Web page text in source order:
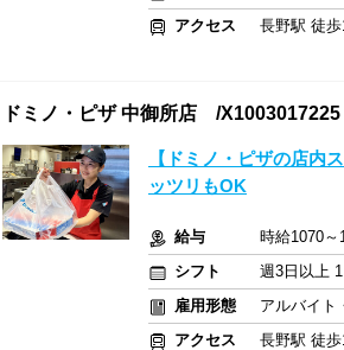
アクセス
長野駅 徒
ドミノ・ピザ 中御所店 /X1003017225
【ドミノ・ピザの店内
ッツリもOK
給与
時給1070～
シフト
週3日以上
雇用形態
アルバイト
アクセス
長野駅 徒